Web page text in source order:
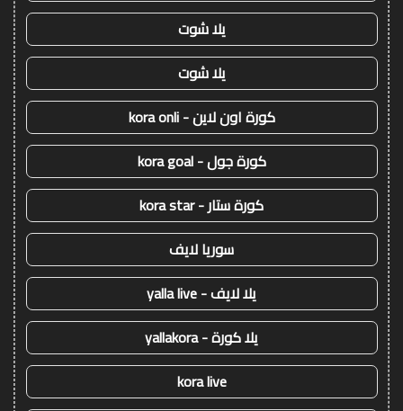
يلا شوت
يلا شوت
كورة اون لاين - kora onli
كورة جول - kora goal
كورة ستار - kora star
سوريا لايف
يلا لايف - yalla live
يلا كورة - yallakora
kora live